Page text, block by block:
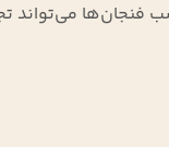
فنجان‌ها می‌تواند